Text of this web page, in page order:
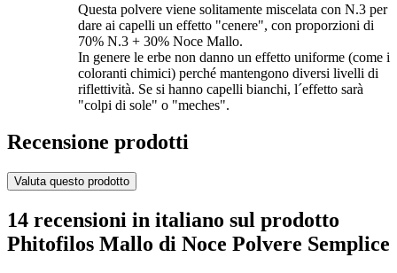
Questa polvere viene solitamente miscelata con N.3 per
dare ai capelli un effetto "cenere", con proporzioni di
70% N.3 + 30% Noce Mallo.
In genere le erbe non danno un effetto uniforme (come i
coloranti chimici) perché mantengono diversi livelli di
riflettività. Se si hanno capelli bianchi, l´effetto sarà
"colpi di sole" o "meches".
Recensione prodotti
Valuta questo prodotto
14 recensioni in italiano sul prodotto
Phitofilos Mallo di Noce Polvere Semplice